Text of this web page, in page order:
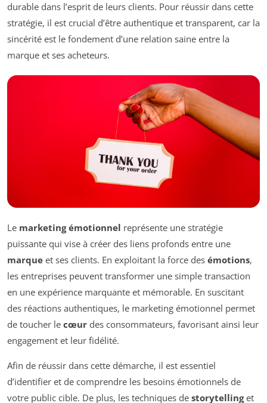
durable dans l’esprit de leurs clients. Pour réussir dans cette
stratégie, il est crucial d’être authentique et transparent, car la
sincérité est le fondement d’une relation saine entre la
marque et ses acheteurs.
Le marketing émotionnel représente une stratégie
puissante qui vise à créer des liens profonds entre une
marque et ses clients. En exploitant la force des émotions,
les entreprises peuvent transformer une simple transaction
en une expérience marquante et mémorable. En suscitant
des réactions authentiques, le marketing émotionnel permet
de toucher le cœur des consommateurs, favorisant ainsi leur
engagement et leur fidélité.
Afin de réussir dans cette démarche, il est essentiel
d’identifier et de comprendre les besoins émotionnels de
votre public cible. De plus, les techniques de storytellinget